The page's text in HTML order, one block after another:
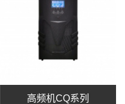
高频机CQ系列